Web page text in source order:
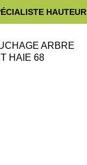
HAUTEUR
ARBRE
HAIE 68